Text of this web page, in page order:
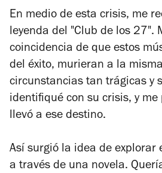
En medio de esta crisis, me
leyenda del "Club de los 27".
coincidencia de que estos
del éxito, murieran a la
circunstancias tan trágicas y
identifiqué con su crisis, y
llevó a ese destino.
Así surgió la idea de explorar
a través de una novela.